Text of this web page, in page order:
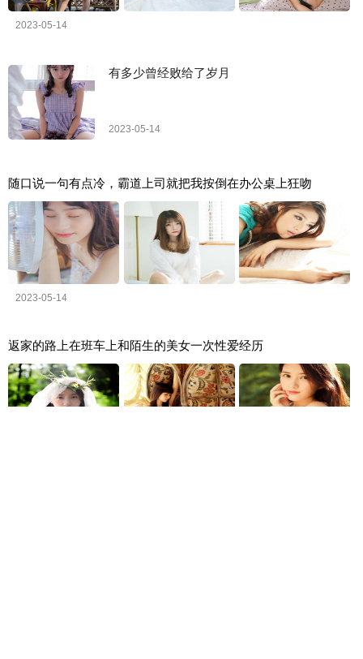
2023-05-14
有多少曾经败给了岁月
2023-05-14
随口说一句有点冷，霸道上司就把我按倒在办公桌上狂吻
2023-05-14
返家的路上在班车上和陌生的美女一次性爱经历